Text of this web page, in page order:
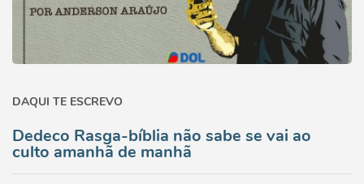
DAQUI TE ESCREVO
Dedeco Rasga-bíblia não sabe se vai ao
culto amanhã de manhã